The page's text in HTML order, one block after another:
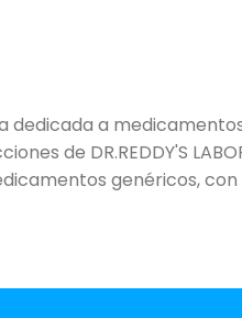
dedicada a
de DR.REDDY'S
genéricos,